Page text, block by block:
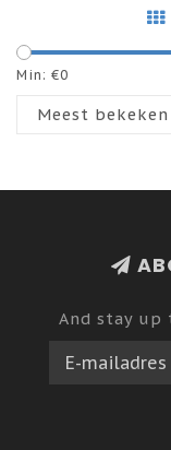
Min: €0
Meest bekeken
And stay